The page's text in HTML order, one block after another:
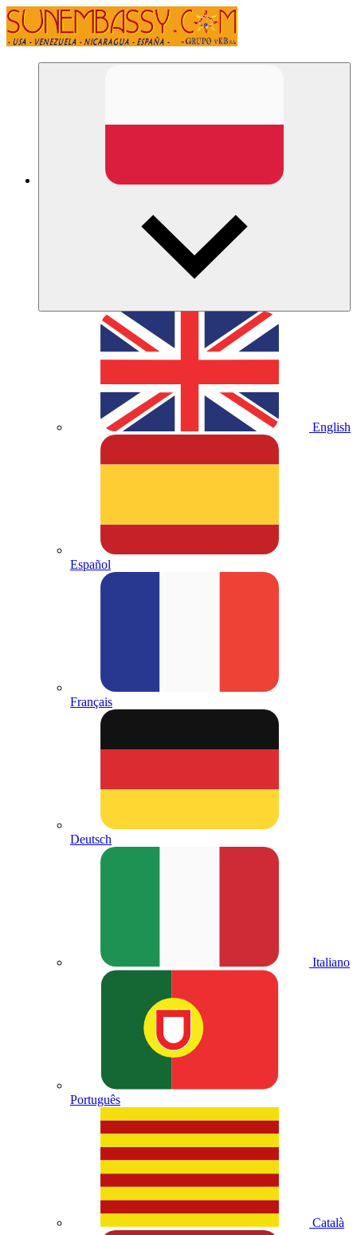
English
Español
Français
Deutsch
Italiano
Português
Català